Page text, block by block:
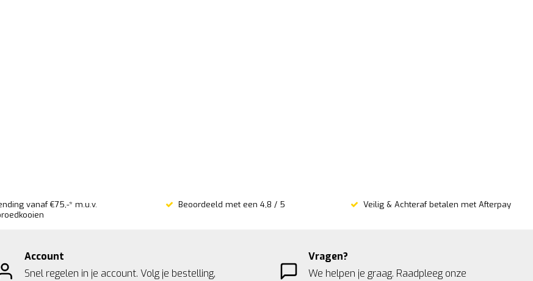
vanaf €75,-* m.u.v.
Beoordeeld met een 4,8 / 5 Veilig & Achteraf betalen met Afterpay
Account
Snel regelen in je account. Volg je bestelling,
Vragen?
We helpen je graag. Raadpleeg onze